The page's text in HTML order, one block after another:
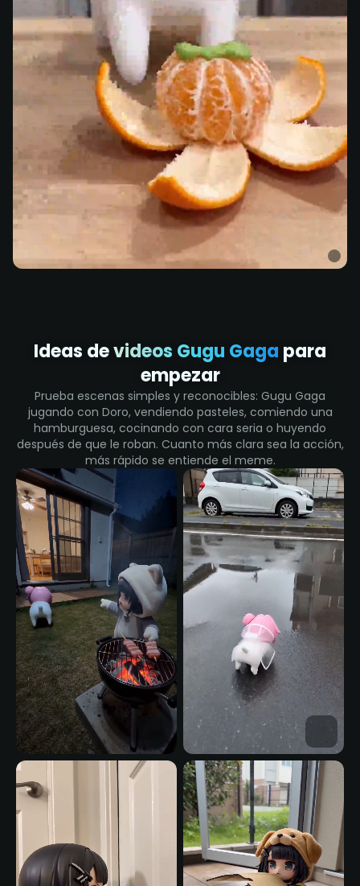
Ideas devideos Gugu Gaga para
empezar
Prueba escenas simples y reconocibles: Gugu Gaga
jugando con Doro, vendiendo pasteles, comiendo una
hamburguesa, cocinando con cara seria o huyendo
después de que le roban. Cuanto más clara sea la acción,
más rápido se entiende el meme.